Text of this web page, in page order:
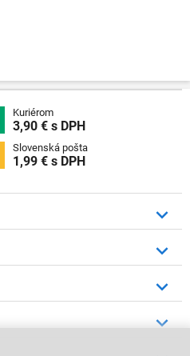
Kuriérom
3,90 € s DPH
Slovenská pošta
1,99 € s DPH